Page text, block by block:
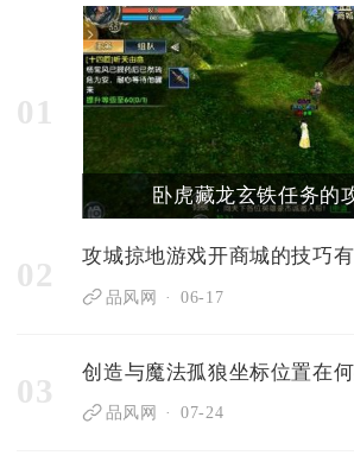
01
卧虎藏龙玄铁任务的
02
品风网 06-17
03 创造与魔法孤狼坐标位置在
品风网 07-24